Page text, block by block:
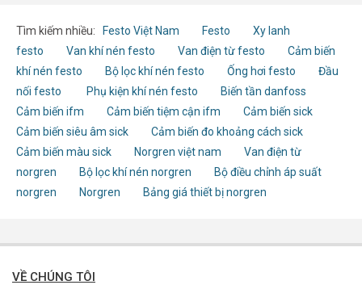
Tìm kiếm nhiều: Festo Việt Nam Festo
Xy lanh
festo
Van khí nén festo Van điện từ festo
Cảm biến
khí nén festo
Bộ lọc khí nén festo Ống hơi festo
Đầu
nối festo
Phụ kiện khí nén festo
Biến tần danfoss
Cảm biến ifm
Cảm biến tiệm cận ifm
Cảm biến sick
Cảm biến siêu âm sick
Cảm biến đo khoảng cách sick
Cảm biến màu sick
Norgren việt nam
Van điện từ
norgren
Bộ lọc khí nén norgren
Bộ điều chỉnh áp suất
norgren
Norgren Bảng giá thiết bị norgren
VỀ CHÚNG TÔI